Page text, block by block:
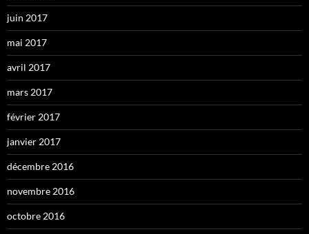
juin 2017
mai 2017
avril 2017
mars 2017
février 2017
janvier 2017
décembre 2016
novembre 2016
octobre 2016